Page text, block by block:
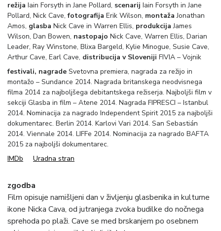
režija Iain Forsyth in Jane Pollard, scenarij Iain Forsyth in Jane
Pollard, Nick Cave,fotografija Erik Wilson, montažaJonathan
Amos, glasba Nick Cave in Warren Ellis, produkcijaJames
Wilson, Dan Bowen, nastopajo Nick Cave, Warren Ellis, Darian
Leader, Ray Winstone, Blixa Bargeld, Kylie Minogue, Susie Cave,
Arthur Cave, Earl Cave, distribucija v Sloveniji FIVIA – Vojnik
festivali, nagrade Svetovna premiera, nagrada za režijo in
montažo – Sundance 2014. Nagrada britanskega neodvisnega
filma 2014 za najboljšega debitantskega režiserja. Najboljši film v
sekciji Glasba in film – Atene 2014. Nagrada FIPRESCI – Istanbul
2014. Nominacija za nagrado Independent Spirit 2015 za najboljši
dokumentarec. Berlin 2014. Karlovi Vari 2014. San Sebastián
2014. Viennale 2014. LIFFe 2014. Nominacija za nagrado BAFTA
2015 za najboljši dokumentarec.
IMDb
Uradna stran
zgodba
Film opisuje namišljeni dan v življenju glasbenika in kulturne
ikone Nicka Cava, od jutranjega zvoka budilke do nočnega
sprehoda po plaži. Cave se med brskanjem po osebnem